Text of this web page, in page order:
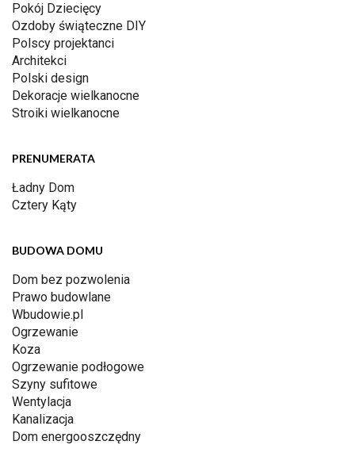
Pokój Dziecięcy
Ozdoby świąteczne DIY
Polscy projektanci
Architekci
Polski design
Dekoracje wielkanocne
Stroiki wielkanocne
PRENUMERATA
Ładny Dom
Cztery Kąty
BUDOWA DOMU
Dom bez pozwolenia
Prawo budowlane
Wbudowie.pl
Ogrzewanie
Koza
Ogrzewanie podłogowe
Szyny sufitowe
Wentylacja
Kanalizacja
Dom energooszczędny